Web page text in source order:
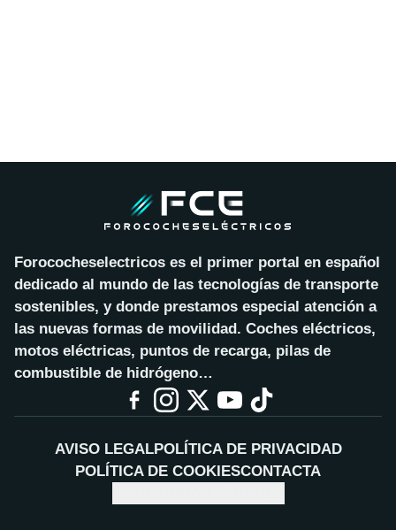
Forococheselectricos es el primer portal en español
dedicado al mundo de las tecnologías de transporte
sostenibles, y donde prestamos especial atención a
las nuevas formas de movilidad. Coches eléctricos,
motos eléctricas, puntos de recarga, pilas de
combustible de hidrógeno…
AVISO LEGALPOLÍTICA DE PRIVACIDAD
POLÍTICA DE COOKIESCONTACTA